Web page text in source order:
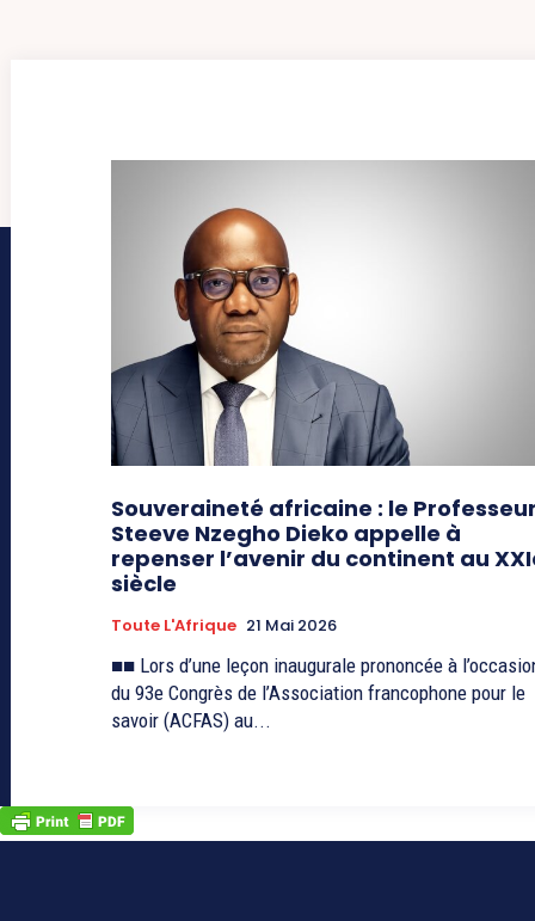
Souveraineté africaine : le
Steeve Nzegho Dieko appelle à
repenser l’avenir du continent au
siècle
Toute L'Afrique 21 Mai 2026
■■ Lors d’une leçon inaugurale prononcée à
du 93e Congrès de l’Association francophone pour le
savoir (ACFAS) au...